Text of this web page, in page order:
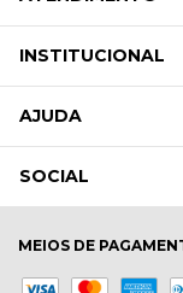
INSTITUCIONAL
AJUDA
SOCIAL
MEIOS DE